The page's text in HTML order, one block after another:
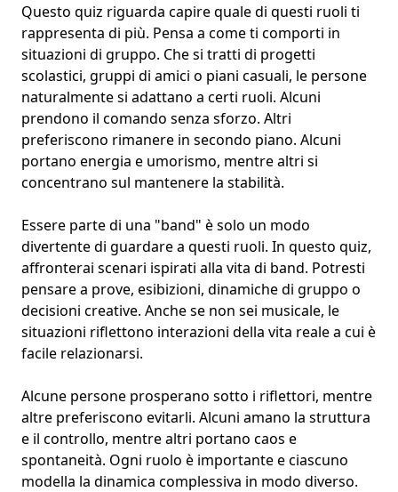
Questo quiz riguarda capire quale di questi ruoli ti
rappresenta di più. Pensa a come ti comporti in
situazioni di gruppo. Che si tratti di progetti
scolastici, gruppi di amici o piani casuali, le persone
naturalmente si adattano a certi ruoli. Alcuni
prendono il comando senza sforzo. Altri
preferiscono rimanere in secondo piano. Alcuni
portano energia e umorismo, mentre altri si
concentrano sul mantenere la stabilità.
Essere parte di una "band" è solo un modo
divertente di guardare a questi ruoli. In questo quiz,
affronterai scenari ispirati alla vita di band. Potresti
pensare a prove, esibizioni, dinamiche di gruppo o
decisioni creative. Anche se non sei musicale, le
situazioni riflettono interazioni della vita reale a cui è
facile relazionarsi.
Alcune persone prosperano sotto i riflettori, mentre
altre preferiscono evitarli. Alcuni amano la struttura
e il controllo, mentre altri portano caos e
spontaneità. Ogni ruolo è importante e ciascuno
modella la dinamica complessiva in modo diverso.